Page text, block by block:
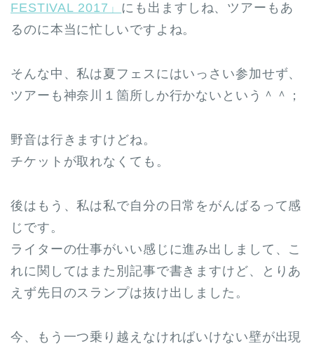
FESTIVAL 2017」 にも出ますしね、ツアーもあ
るのに本当に忙しいですよね。
そんな中、私は夏フェスにはいっさい参加せず、
ツアーも神奈川１箇所しか行かないという＾＾；
野音は行きますけどね。
チケットが取れなくても。
後はもう、私は私で自分の日常をがんばるって感
じです。
ライターの仕事がいい感じに進み出しまして、こ
れに関してはまた別記事で書きますけど、とりあ
えず先日のスランプは抜け出しました。
今、もう一つ乗り越えなければいけない壁が出現